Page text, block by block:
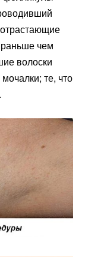
чем
волоски
те, что